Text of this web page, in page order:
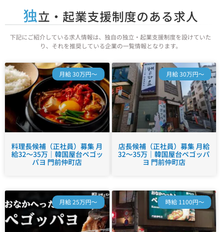
独立・起業支援制度のある求人
下記にご紹介している求人情報は、独自の独立・起業支援制度を設けていた
り、それを推奨している企業の一覧情報となります。
月給 30万円～
料理長候補（正社員）募集 月
給32～35万｜韓国屋台ペゴッ
パヨ 門前仲町店
月給 30万円～
店長候補（正社員）募集 月給
32～35万｜韓国屋台ペゴッパ
ヨ 門前仲町店
月給 25万円～ 時給 1100円～